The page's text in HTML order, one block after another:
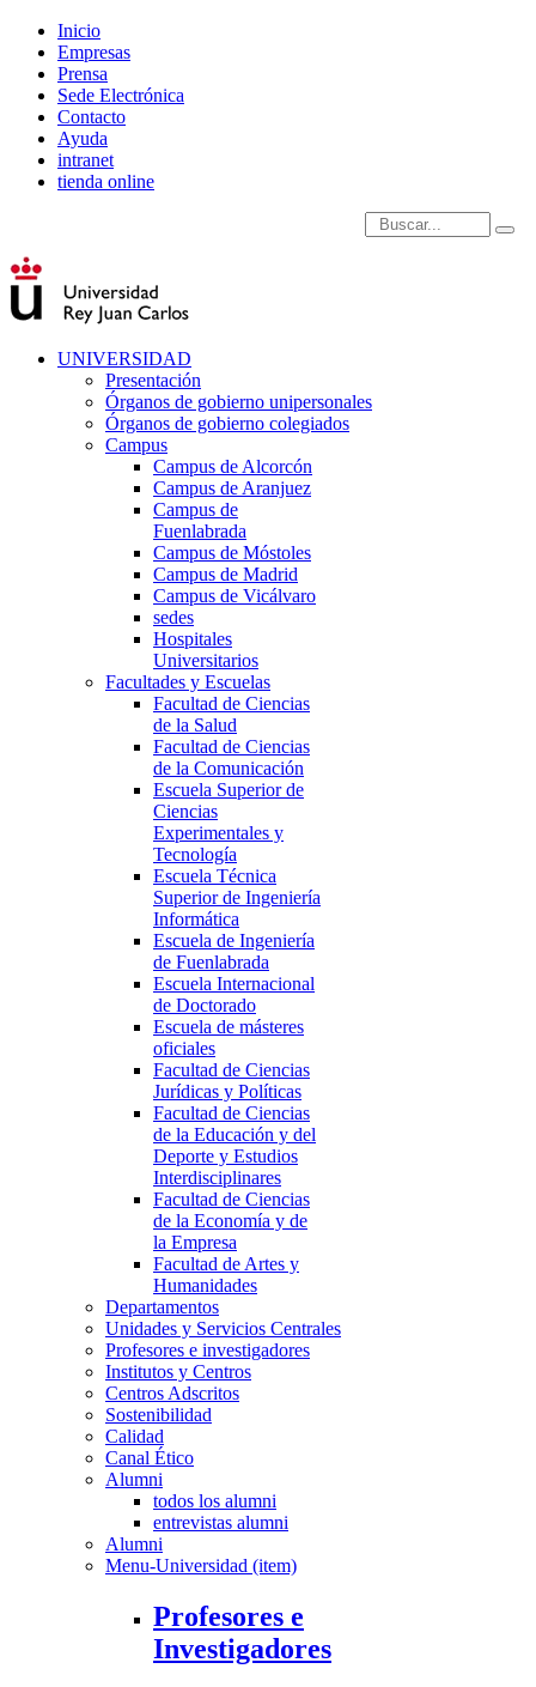
Inicio
Empresas
Prensa
Sede Electrónica
Contacto
Ayuda
intranet
tienda online
Introduce términos de
UNIVERSIDAD
Presentación
Órganos de gobierno unipersonales
Órganos de gobierno colegiados
Campus
Campus de Alcorcón
Campus de Aranjuez
Campus de
Fuenlabrada
Campus de Móstoles
Campus de Madrid
Campus de Vicálvaro
sedes
Hospitales
Universitarios
Facultades y Escuelas
Facultad de Ciencias
de la Salud
Facultad de Ciencias
de la Comunicación
Escuela Superior de
Ciencias
Experimentales y
Tecnología
Escuela Técnica
Superior de Ingeniería
Informática
Escuela de Ingeniería
de Fuenlabrada
Escuela Internacional
de Doctorado
Escuela de másteres
oficiales
Facultad de Ciencias
Jurídicas y Políticas
Facultad de Ciencias
de la Educación y del
Deporte y Estudios
Interdisciplinares
Facultad de Ciencias
de la Economía y de
la Empresa
Facultad de Artes y
Humanidades
Departamentos
Unidades y Servicios Centrales
Profesores e investigadores
Institutos y Centros
Centros Adscritos
Sostenibilidad
Calidad
Canal Ético
Alumni
todos los alumni
entrevistas alumni
Alumni
Menu-Universidad (item)
Profesores e
Investigadores